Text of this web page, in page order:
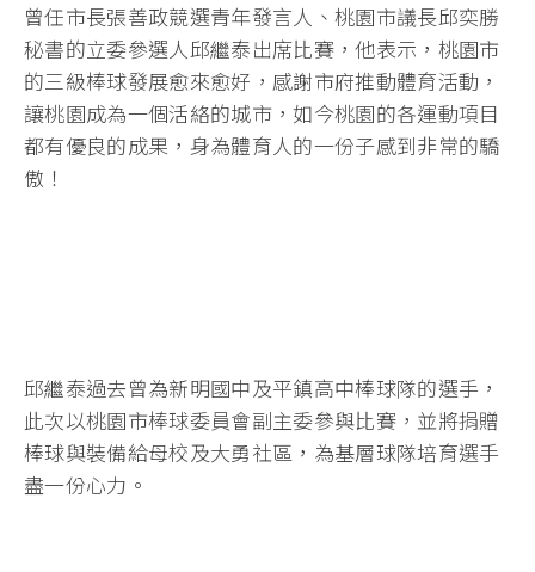
曾任市長張善政競選青年發言人、桃園市議長邱奕勝
秘書的立委參選人邱繼泰出席比賽，他表示，桃園市
的三級棒球發展愈來愈好，感謝市府推動體育活動，
讓桃園成為一個活絡的城市，如今桃園的各運動項目
都有優良的成果，身為體育人的一份子感到非常的驕
傲！
邱繼泰過去曾為新明國中及平鎮高中棒球隊的選手，
此次以桃園市棒球委員會副主委參與比賽，並將捐贈
棒球與裝備給母校及大勇社區，為基層球隊培育選手
盡一份心力。